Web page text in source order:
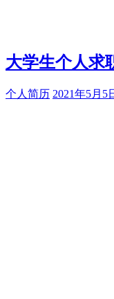
大学生个人求
个人简历 2021年5月5